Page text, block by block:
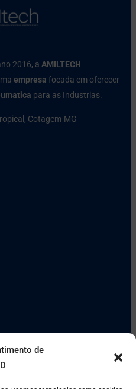
de
2016, a AMILTECH
empresa focada em oferecer
para as Industrias.
Cotagem-MG